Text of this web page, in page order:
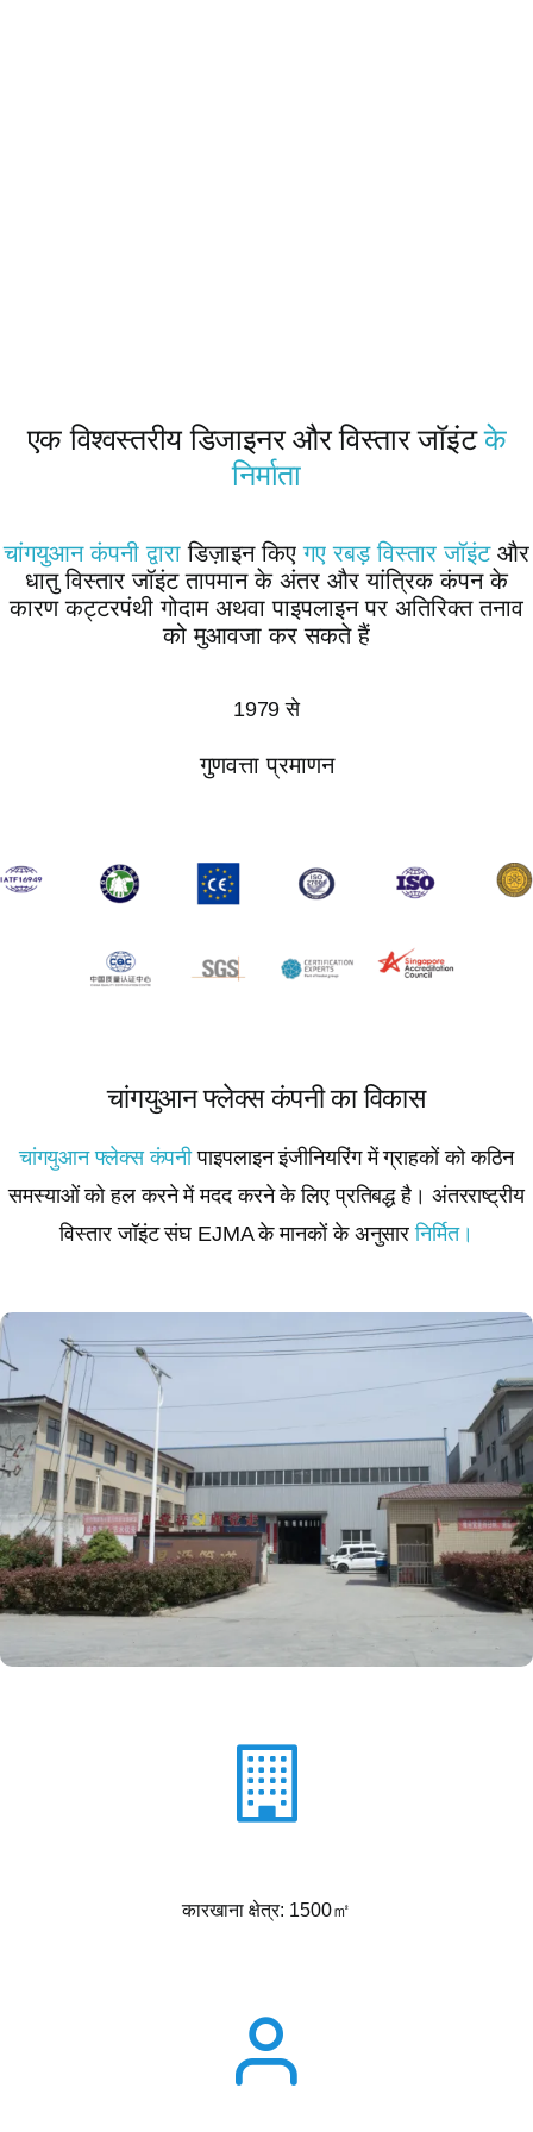
एक विश्वस्तरीय डिजाइनर और विस्तार जॉइंटके
निर्माता
चांगयुआन कंपनी द्वारा डिज़ाइन किएगए रबड़ विस्तार जॉइंटऔर
धातु विस्तार जॉइंट तापमान के अंतर और यांत्रिक कंपन के
कारण कट्टरपंथी गोदाम अथवा पाइपलाइन पर अतिरिक्त तनाव
को मुआवजा कर सकते हैं
1979 से
गुणवत्ता प्रमाणन
चांगयुआन फ्लेक्स कंपनी का विकास
चांगयुआन फ्लेक्स कंपनीपाइपलाइन इंजीनियरिंग में ग्राहकों को कठिन
समस्याओं को हल करने में मदद करने के लिए प्रतिबद्ध है। अंतरराष्ट्रीय
विस्तार जॉइंट संघ EJMA के मानकों के अनुसार निर्मित।
कारखाना क्षेत्र: 1500㎡